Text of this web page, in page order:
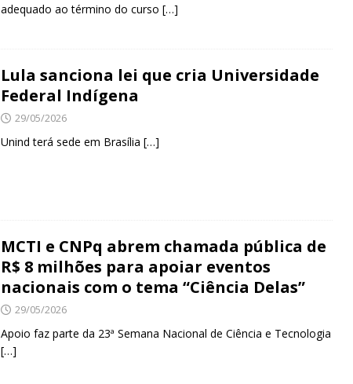
adequado ao término do curso […]
Lula sanciona lei que cria Universidade
Federal Indígena
29/05/2026
Unind terá sede em Brasília […]
MCTI e CNPq abrem chamada pública de
R$ 8 milhões para apoiar eventos
nacionais com o tema “Ciência Delas”
29/05/2026
Apoio faz parte da 23ª Semana Nacional de Ciência e Tecnologia
[…]